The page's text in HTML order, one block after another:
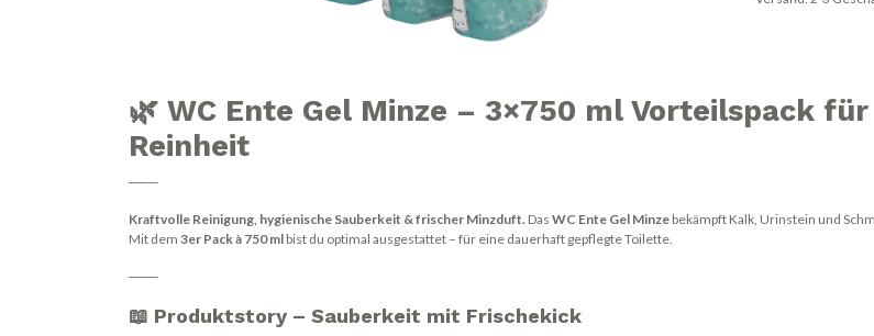
🌿 WC Ente Gel Minze – 3×750 ml Vorteilspack
Reinheit
───
Kraftvolle Reinigung, hygienische Sauberkeit & frischer Minzduft. Das WC Ente Gel Minze bekämpft Kalk, Urinstein und
Mit dem 3er Pack à 750 ml bist du optimal ausgestattet – für eine dauerhaft gepflegte Toilette.
───
📖 Produktstory – Sauberkeit mit Frischekick